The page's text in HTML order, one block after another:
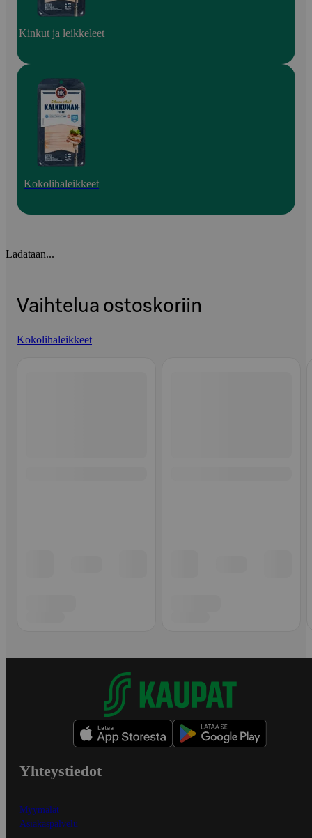
Kinkut ja leikkeleet
Kokolihaleikkeet
Ladataan...
Vaihtelua ostoskoriin
Kokolihaleikkeet
Yhteystiedot
Myymälät
Asiakaspalvelu